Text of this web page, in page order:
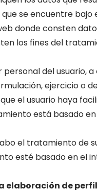
se encuentre
donde consten
los fines del
del usuario,
ejercicio o
el usuario haya
está basado
el tratamiento de
esté basado en el
elaboración de